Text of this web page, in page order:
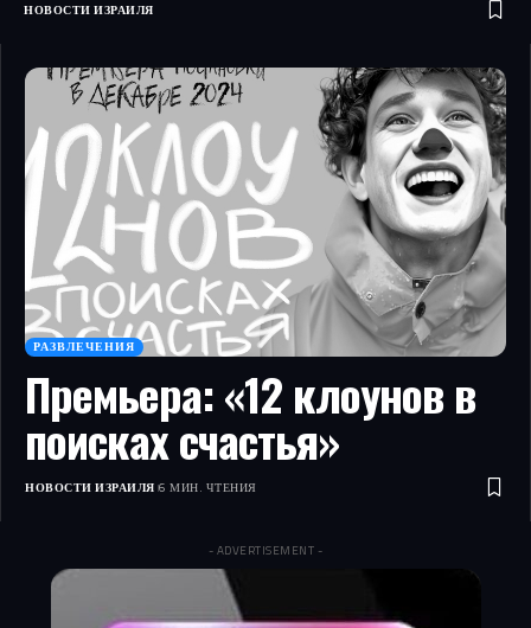
НОВОСТИ ИЗРАИЛЯ
РАЗВЛЕЧЕНИЯ
Премьера: «12 клоунов в
поисках счастья»
НОВОСТИ ИЗРАИЛЯ 6 МИН. ЧТЕНИЯ
- ADVERTISEMENT -